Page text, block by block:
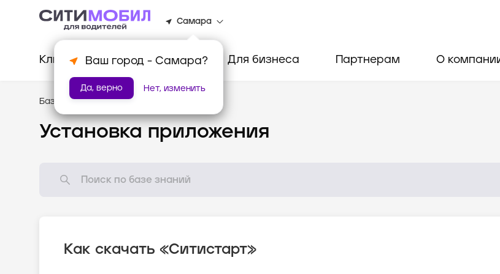
Самара
Ваш город - Самара?
Да, верно Нет, изменить
Клиентам Водителям Для бизнеса Партнерам О
База знаний /Популярные вопросы
Установка приложения
Как скачать «Ситистарт»